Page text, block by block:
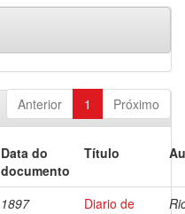
Anterior 1 Próximo
Data do
documento
Título
1897
Diario de